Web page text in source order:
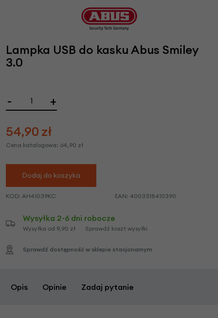
Lampka USB do kasku Abus Smiley
3.0
- +
54,90 zł
Cena katalogowa: 64,90 zł
Dodaj do koszyka
KOD: AH41039KC EAN: 4003318410390
Wysyłka 2-6 dni robocze
Wysyłka od 9,90 zł Sprawdź koszt wysyłki
Sprawdź dostępność w sklepie stacjonarnym
Opis Opinie Zadaj pytanie